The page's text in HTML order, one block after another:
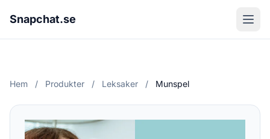
Snapchat.se
Hem / Produkter / Leksaker / Munspel